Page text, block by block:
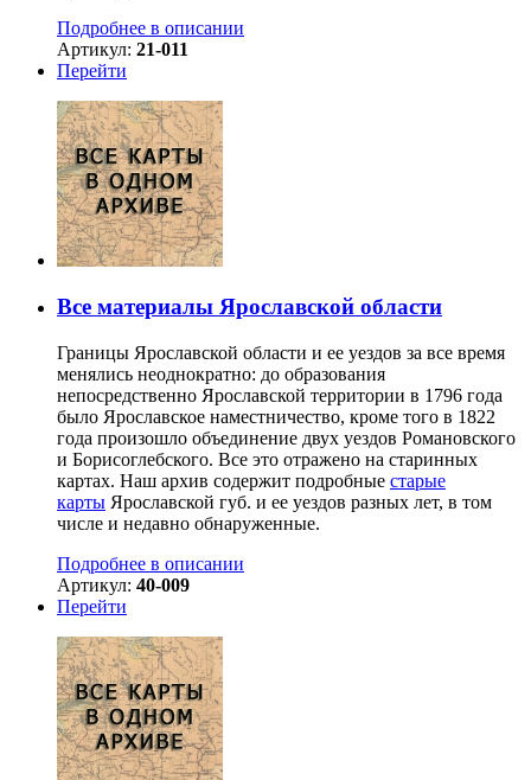
Подробнее в описании
Артикул: 21-011
Перейти
Все материалы Ярославской области
Границы Ярославской области и ее уездов за все время
менялись неоднократно: до образования
непосредственно Ярославской территории в 1796 года
было Ярославское наместничество, кроме того в 1822
года произошло объединение двух уездов Романовского
и Борисоглебского. Все это отражено на старинных
картах. Наш архив содержит подробные старые
карты Ярославской губ. и ее уездов разных лет, в том
числе и недавно обнаруженные.
Подробнее в описании
Артикул: 40-009
Перейти